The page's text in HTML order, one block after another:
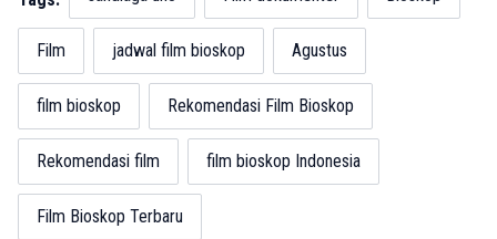
Film jadwal film bioskop Agustus
film bioskop Rekomendasi Film Bioskop
Rekomendasi film film bioskop Indonesia
Film Bioskop Terbaru